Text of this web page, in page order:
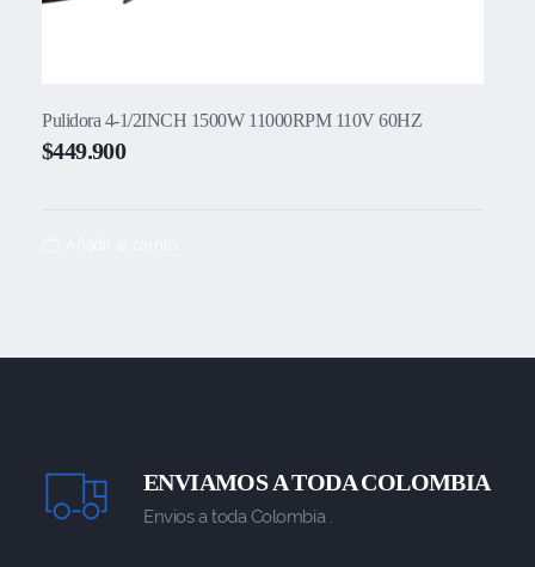
Pulidora 4-1/2INCH 1500W 11000RPM 110V 60HZ
$449.900
ENVIAMOS A TODA COLOMBIA
Envios a toda Colombia .